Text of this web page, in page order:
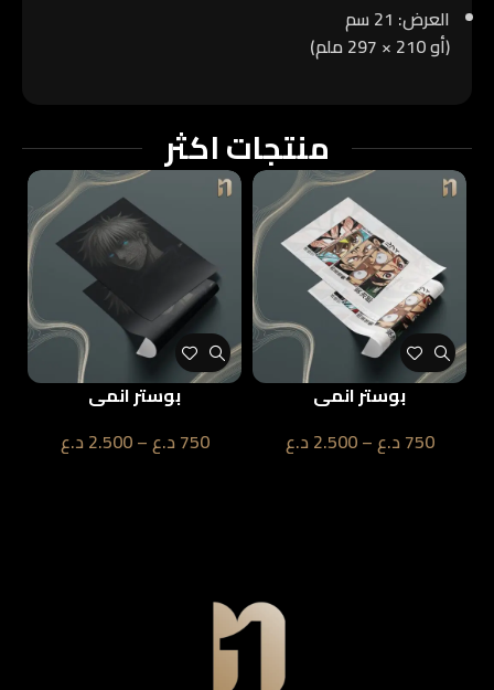
العرض:
(أو 210 × 297 ملم)
منتجات اكثر
بوستر انمي
750د.ع–
2.500د.ع
بوستر انمي
750د.ع–
2.500د.ع